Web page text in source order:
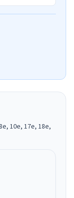
10e, 17e, 18e,